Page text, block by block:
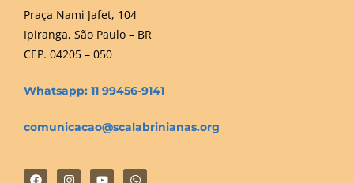
Praça Nami Jafet, 104
Ipiranga, São Paulo – BR
CEP. 04205 – 050
Whatsapp: 11 99456-9141
comunicacao@scalabrinianas.org